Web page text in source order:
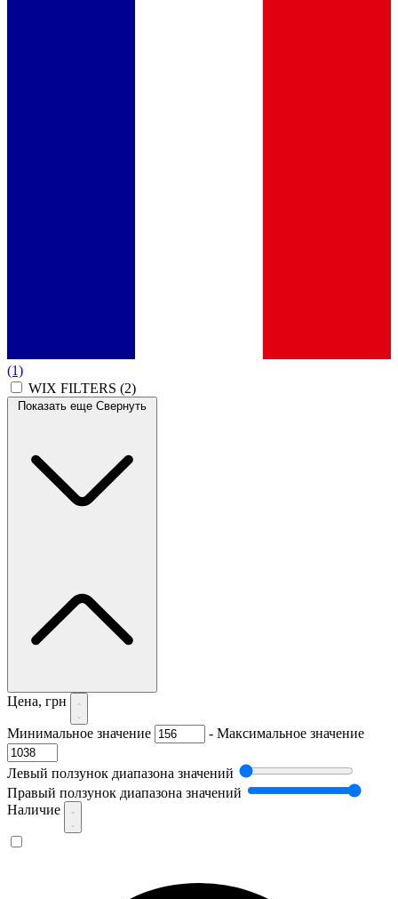
(1)
WIX FILTERS (2)
Показать еще Свернуть
Цена, грн
Минимальное значение - Максимальное значение
Левый ползунок диапазона значений
Правый ползунок диапазона значений
Наличие